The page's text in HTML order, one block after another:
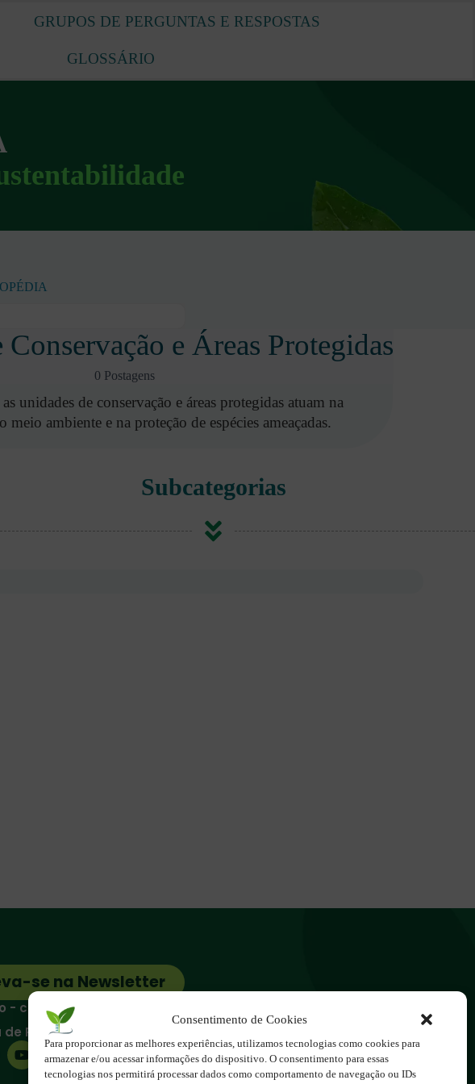
Consentimento de Cookies
Para proporcionar as melhores experiências, utilizamos tecnologias como cookies para
armazenar e/ou acessar informações do dispositivo. O consentimento para essas
tecnologias nos permitirá processar dados como comportamento de navegação ou IDs
GRUPOS DE PERGUNTAS E RESPOSTAS
GLOSSÁRIO
e Áreas Protegidas
0 Postagens
unidades de conservação e áreas protegidas atuam na
meio ambiente e na proteção de espécies ameaçadas.
Subcategorias
se na Newsletter
- contato@123ecos.com.br
Privacidade